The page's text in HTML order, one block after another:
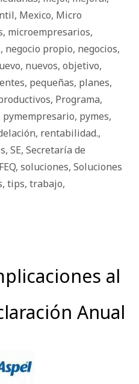
, Mexico, Micro
, microempresarios,
, negocio propio, negocios,
, nuevos, objetivo,
, pequeñas, planes,
, Programa,
pymempresario, pymes,
, rentabilidad.,
, SE, Secretaría de
, soluciones, Soluciones
, tips, trabajo,
al
Anual